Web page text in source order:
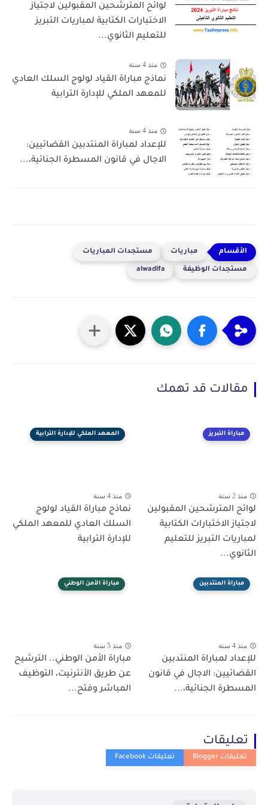
​لوائح المترشحين المقبولين لاجتياز
الاختبارات الكتابية لمباريات التبريز
للتعليم الثانوي...
منذ 4 سنة
نماذج مباراة القياد لولوج السلك العادي
للمعهد الملكي للإدارة الترابية
منذ 4 سنة
للإعداد لمباراة المنتدبين القضائيين:
الاجال في قانون المسطرة الجنائية،...
مباريات مستجدات المباريات
مستجدات الوظيفة alwadifa
مقالات قد تهمك
مباراة التبريز
منذ 2 سنة
​لوائح المترشحين المقبولين
لاجتياز الاختبارات الكتابية
لمباريات التبريز للتعليم
الثانوي...
المعهد الملكي للإدارة الترابية
منذ 4 سنة
نماذج مباراة القياد لولوج
السلك العادي للمعهد الملكي
للإدارة الترابية
مباراة المنتدبين
منذ 4 سنة
للإعداد لمباراة المنتدبين
القضائيين: الاجال في قانون
المسطرة الجنائية،...
مباراة الأمن الوطني
منذ 5 سنة
مباراة الأمن الوطني.. الترشيح
عن طريق الأنترنيت، التوظيف
المباشر وفتح...
تعليقات